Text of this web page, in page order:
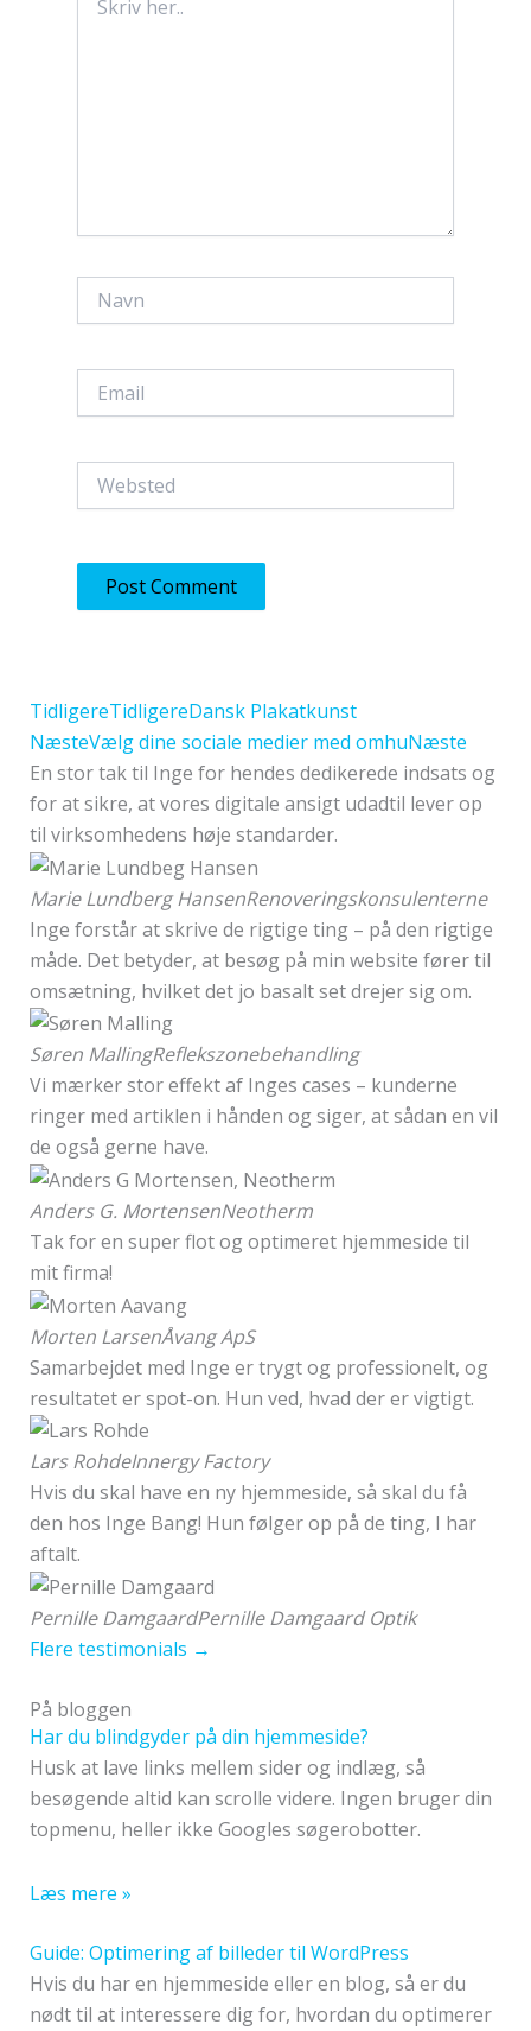
her..
TidligereTidligereDansk Plakatkunst
NæsteVælg dine sociale medier med omhuNæste
En stor tak til Inge for hendes dedikerede indsats og
for at sikre, at vores digitale ansigt udadtil lever op
til virksomhedens høje standarder.
Marie Lundberg HansenRenoveringskonsulenterne
Inge forstår at skrive de rigtige ting – på den rigtige
måde. Det betyder, at besøg på min website fører til
omsætning, hvilket det jo basalt set drejer sig om.
Søren MallingReflekszonebehandling
Vi mærker stor effekt af Inges cases – kunderne
ringer med artiklen i hånden og siger, at sådan en vil
de også gerne have.
Anders G. MortensenNeotherm
Tak for en super flot og optimeret hjemmeside til
mit firma!
Morten LarsenÅvang ApS
Samarbejdet med Inge er trygt og professionelt, og
resultatet er spot-on. Hun ved, hvad der er vigtigt.
Lars RohdeInnergy Factory
Hvis du skal have en ny hjemmeside, så skal du få
den hos Inge Bang! Hun følger op på de ting, I har
aftalt.
Pernille DamgaardPernille Damgaard Optik
Flere testimonials →
På bloggen
Har du blindgyder på din hjemmeside?
Husk at lave links mellem sider og indlæg, så
besøgende altid kan scrolle videre. Ingen bruger din
topmenu, heller ikke Googles søgerobotter.
Læs mere »
Guide: Optimering af billeder til WordPress
Hvis du har en hjemmeside eller en blog, så er du
nødt til at interessere dig for, hvordan du optimerer